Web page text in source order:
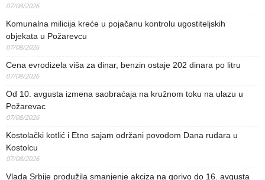
07/08/2026
Komunalna milicija kreće u pojačanu kontrolu ugostiteljskih
objekata u Požarevcu
07/08/2026
Cena evrodizela viša za dinar, benzin ostaje 202 dinara po litru
07/08/2026
Od 10. avgusta izmena saobraćaja na kružnom toku na ulazu u
Požarevac
07/08/2026
Kostolački kotlić i Etno sajam održani povodom Dana rudara u
Kostolcu
07/08/2026
Vlada Srbije produžila smanjenje akciza na gorivo do 16. avgusta